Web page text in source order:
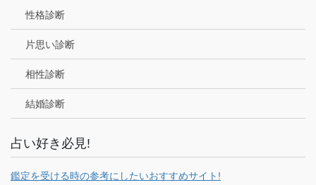
性格診断
片思い診断
相性診断
結婚診断
占い好き必見!
鑑定を受ける時の参考にしたいおすすめサイト!